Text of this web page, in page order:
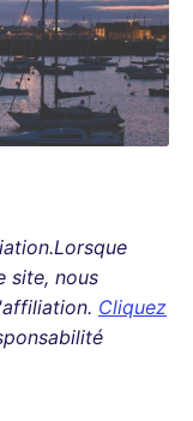
site, nous
Cliquez